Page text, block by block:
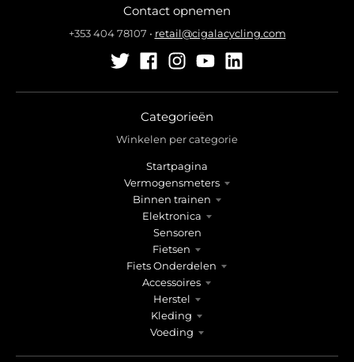
Contact opnemen
+353 404 78107 • retail@cigalacycling.com
Categorieën
Winkelen per categorie
Startpagina
Vermogensmeters
Binnen trainen
Elektronica
Sensoren
Fietsen
Fiets Onderdelen
Accessoires
Herstel
Kleding
Voeding